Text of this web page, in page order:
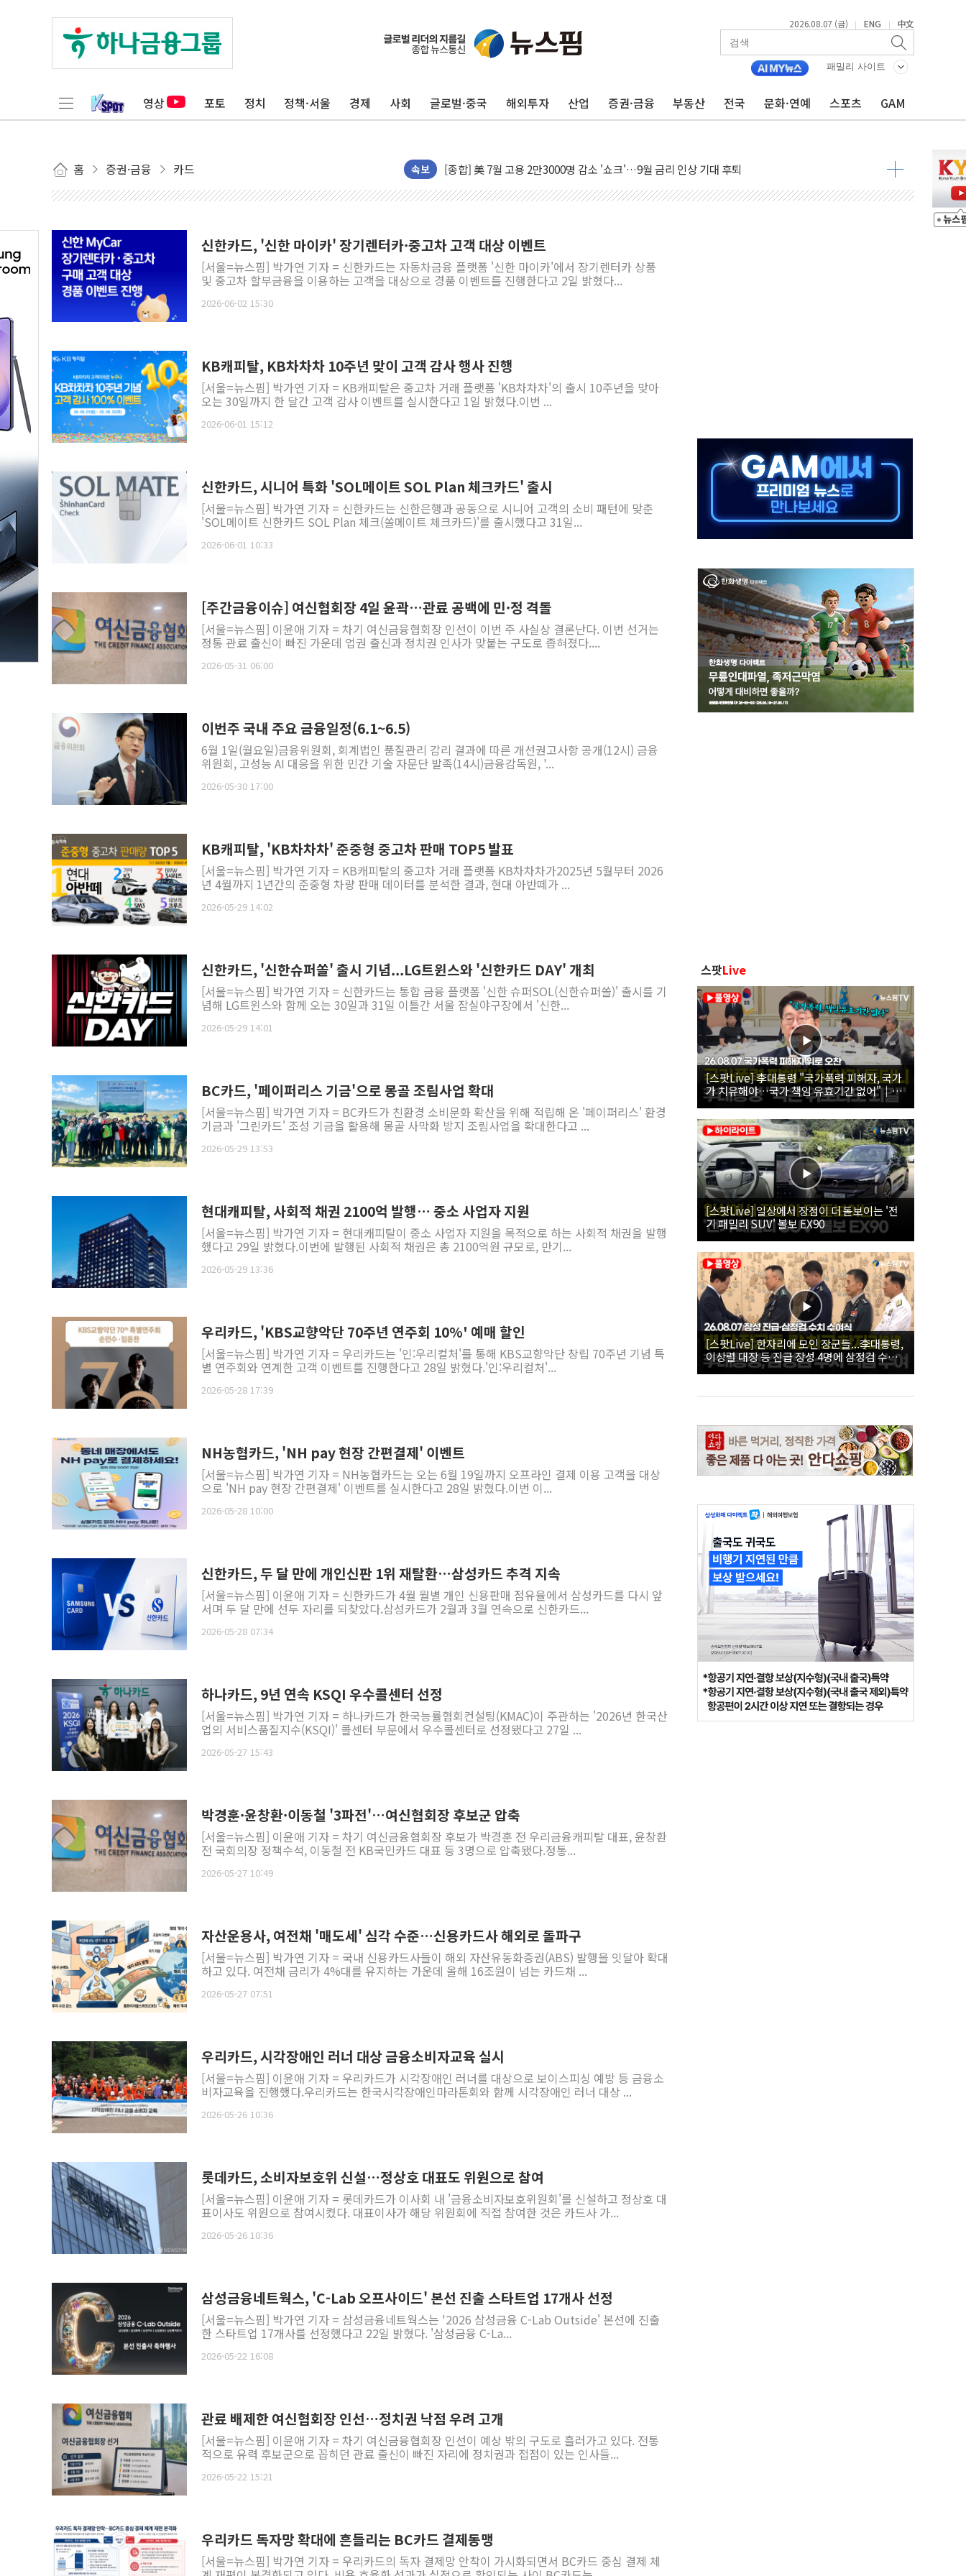
2026.08.07 (금) | ENG | 中文
패밀리 사이트
영상 포토 정치 정책·서울 경제 사회 글로벌·중국 해외투자 산업 증권·금융 부동산 전국 문화·연예 스포츠 GAM
홈 증권·금융 카드 속보
[AI MY 뉴스] 뉴욕 반도체주 프리뷰...美 고용 쇼크에 반도체주 '활짝'
뉴욕증시 프리뷰, 美 고용 쇼크에 금리 인상 우려 후퇴…나스닥 선물 1%대 상승
[사진] 이슬람 수니파 3개국, 공동방위협정 체결
뉴욕증시 개장 전 특징주...아틀라시안·클라우드플레어·태양광주↑ VS 트레이드데스크·웬디스↓
특정 정치인 측근 포항시 정책특보 내정설...포항시 '시끌'
李 "해남 태양광, 대한민국 다음 100년 밑거름…수도권 집중 완화 전환점"
이란와이어 "이란 최고지도자 위독…곧 사망해도 놀랍지 않아"
남동발전, 해남군에 국내 최대 규모 400MW 태양광 착공…여의도 1.6배 규모
[인도증시] 중동 불안 속 유가 상승에 소폭 하락...금융주 낙폭 커
폭염 누그러지고 가뭄 숙지나...경북동해안권 8~9일 최대 100mm 호우
사우디·튀르키예·파키스탄, '공동방위협정' 체결… 수니파 국가들의 새 안보 협력 구도
신길동 신축도 3.3㎡당 7250만원…써밋 클라비온 59㎡ 18억원대
용산공원·그린벨트로 또 충돌…반복되는 국토부-서울시 '정책 엇박자'
신한카드, '신한 마이카' 장기렌터카·중고차 고객 대상 이벤트
[서울=뉴스핌] 박가연 기자 = 신한카드는 자동차금융 플랫폼 '신한 마이카'에서 장기렌터카 상품
및 중고차 할부금융을 이용하는 고객을 대상으로 경품 이벤트를 진행한다고 2일 밝혔다...
2026-06-02 15:30
KB캐피탈, KB차차차 10주년 맞이 고객 감사 행사 진행
[서울=뉴스핌] 박가연 기자 = KB캐피탈은 중고차 거래 플랫폼 'KB차차차'의 출시 10주년을 맞아
오는 30일까지 한 달간 고객 감사 이벤트를 실시한다고 1일 밝혔다.이번 ...
2026-06-01 15:12
신한카드, 시니어 특화 'SOL메이트 SOL Plan 체크카드' 출시
[서울=뉴스핌] 박가연 기자 = 신한카드는 신한은행과 공동으로 시니어 고객의 소비 패턴에 맞춘
'SOL메이트 신한카드 SOL Plan 체크(쏠메이트 체크카드)'를 출시했다고 31일...
2026-06-01 10:33
[주간금융이슈] 여신협회장 4일 윤곽…관료 공백에 민·정 격돌
[서울=뉴스핌] 이윤애 기자 = 차기 여신금융협회장 인선이 이번 주 사실상 결론난다. 이번 선거는
정통 관료 출신이 빠진 가운데 업권 출신과 정치권 인사가 맞붙는 구도로 좁혀졌다....
2026-05-31 06:00
이번주 국내 주요 금융일정(6.1~6.5)
6월 1일(월요일)금융위원회, 회계법인 품질관리 감리 결과에 따른 개선권고사항 공개(12시) 금융
위원회, 고성능 AI 대응을 위한 민간 기술 자문단 발족(14시)금융감독원, '...
2026-05-30 17:00
KB캐피탈, 'KB차차차' 준중형 중고차 판매 TOP5 발표
[서울=뉴스핌] 박가연 기자 = KB캐피탈의 중고차 거래 플랫폼 KB차차차가2025년 5월부터 2026
년 4월까지 1년간의 준중형 차량 판매 데이터를 분석한 결과, 현대 아반떼가 ...
2026-05-29 14:02
신한카드, '신한슈퍼쏠' 출시 기념...LG트윈스와 '신한카드 DAY' 개최
[서울=뉴스핌] 박가연 기자 = 신한카드는 통합 금융 플랫폼 '신한 슈퍼SOL(신한슈퍼쏠)' 출시를 기
념해 LG트윈스와 함께 오는 30일과 31일 이틀간 서울 잠실야구장에서 '신한...
2026-05-29 14:01
BC카드, '페이퍼리스 기금'으로 몽골 조림사업 확대
[서울=뉴스핌] 박가연 기자 = BC카드가 친환경 소비문화 확산을 위해 적립해 온 '페이퍼리스' 환경
기금과 '그린카드' 조성 기금을 활용해 몽골 사막화 방지 조림사업을 확대한다고 ...
2026-05-29 13:53
현대캐피탈, 사회적 채권 2100억 발행… 중소 사업자 지원
[서울=뉴스핌] 박가연 기자 = 현대캐피탈이 중소 사업자 지원을 목적으로 하는 사회적 채권을 발행
했다고 29일 밝혔다.이번에 발행된 사회적 채권은 총 2100억원 규모로, 만기...
2026-05-29 13:36
우리카드, 'KBS교향악단 70주년 연주회 10%' 예매 할인
[서울=뉴스핌] 박가연 기자 = 우리카드는 '인:우리컬처'를 통해 KBS교향악단 창립 70주년 기념 특
별 연주회와 연계한 고객 이벤트를 진행한다고 28일 밝혔다.'인:우리컬처'...
2026-05-28 17:39
NH농협카드, 'NH pay 현장 간편결제' 이벤트
[서울=뉴스핌] 박가연 기자 = NH농협카드는 오는 6월 19일까지 오프라인 결제 이용 고객을 대상
으로 'NH pay 현장 간편결제' 이벤트를 실시한다고 28일 밝혔다.이번 이...
2026-05-28 10:00
신한카드, 두 달 만에 개인신판 1위 재탈환…삼성카드 추격 지속
[서울=뉴스핌] 이윤애 기자 = 신한카드가 4월 월별 개인 신용판매 점유율에서 삼성카드를 다시 앞
서며 두 달 만에 선두 자리를 되찾았다.삼성카드가 2월과 3월 연속으로 신한카드...
2026-05-28 07:34
하나카드, 9년 연속 KSQI 우수콜센터 선정
[서울=뉴스핌] 박가연 기자 = 하나카드가 한국능률협회컨설팅(KMAC)이 주관하는 '2026년 한국산
업의 서비스품질지수(KSQI)' 콜센터 부문에서 우수콜센터로 선정됐다고 27일 ...
2026-05-27 15:43
박경훈·윤창환·이동철 '3파전'…여신협회장 후보군 압축
[서울=뉴스핌] 이윤애 기자 = 차기 여신금융협회장 후보가 박경훈 전 우리금융캐피탈 대표, 윤창환
전 국회의장 정책수석, 이동철 전 KB국민카드 대표 등 3명으로 압축됐다.정통...
2026-05-27 10:49
자산운용사, 여전채 '매도세' 심각 수준…신용카드사 해외로 돌파구
[서울=뉴스핌] 박가연 기자 = 국내 신용카드사들이 해외 자산유동화증권(ABS) 발행을 잇달아 확대
하고 있다. 여전채 금리가 4%대를 유지하는 가운데 올해 16조원이 넘는 카드채 ...
2026-05-27 07:51
우리카드, 시각장애인 러너 대상 금융소비자교육 실시
[서울=뉴스핌] 이윤애 기자 = 우리카드가 시각장애인 러너를 대상으로 보이스피싱 예방 등 금융소
비자교육을 진행했다.우리카드는 한국시각장애인마라톤회와 함께 시각장애인 러너 대상 ...
2026-05-26 10:36
롯데카드, 소비자보호위 신설…정상호 대표도 위원으로 참여
[서울=뉴스핌] 이윤애 기자 = 롯데카드가 이사회 내 '금융소비자보호위원회'를 신설하고 정상호 대
표이사도 위원으로 참여시켰다. 대표이사가 해당 위원회에 직접 참여한 것은 카드사 가...
2026-05-26 10:36
삼성금융네트웍스, 'C-Lab 오프사이드' 본선 진출 스타트업 17개사 선정
[서울=뉴스핌] 박가연 기자 = 삼성금융네트웍스는 '2026 삼성금융 C-Lab Outside' 본선에 진출
한 스타트업 17개사를 선정했다고 22일 밝혔다. '삼성금융 C-La...
2026-05-22 16:08
관료 배제한 여신협회장 인선…정치권 낙점 우려 고개
[서울=뉴스핌] 이윤애 기자 = 차기 여신금융협회장 인선이 예상 밖의 구도로 흘러가고 있다. 전통
적으로 유력 후보군으로 꼽히던 관료 출신이 빠진 자리에 정치권과 접점이 있는 인사들...
2026-05-22 15:21
우리카드 독자망 확대에 흔들리는 BC카드 결제동맹
[서울=뉴스핌] 박가연 기자 = 우리카드의 독자 결제망 안착이 가시화되면서 BC카드 중심 결제 체
스팟Live
[스팟Live] 李대통령 "국가폭력 피해자, 국가
가 치유해야…국가 책임 유효기간 없어"｜
26.08.07 국가폭력 피해자 위로 오찬
[스팟Live] 일상에서 장점이 더 돋보이는 '전
기 패밀리 SUV' 볼보 EX90
[스팟Live] 한자리에 모인 장군들...李대통령,
이상렬 대장 등 진급 장성 4명에 삼정검 수치
직접 수여｜26.08.07 장성 진급·삼정검 수치